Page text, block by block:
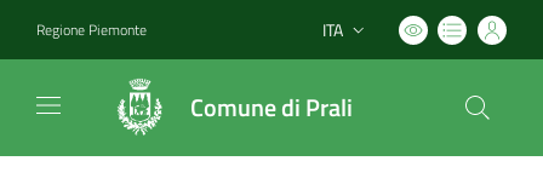
Regione Piemonte Lingua attiva:
ITA
Comune di Prali